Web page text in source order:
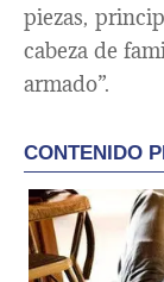
piezas,
cabeza de
armado”.